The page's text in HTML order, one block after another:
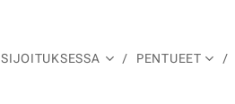
SIJOITUKSESSA PENTUEET